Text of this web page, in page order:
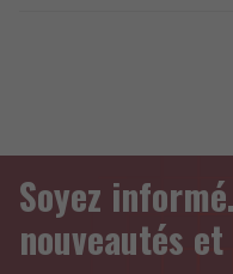
Soyez
nouveautés